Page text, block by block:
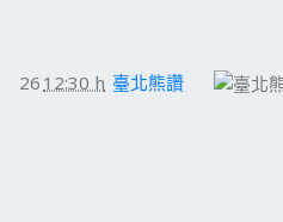
26 12:30 h 臺北熊讚